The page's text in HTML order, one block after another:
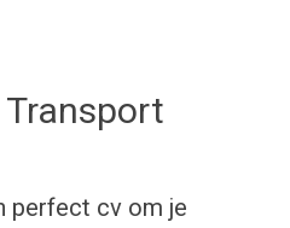
perfect cv om je